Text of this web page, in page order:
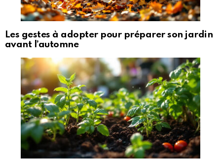
Les gestes à adopter pour préparer son jardin
avant l’automne